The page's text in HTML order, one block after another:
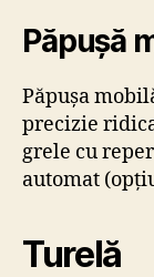
Păpușă
Păpușa
precizie
grele cu
automat
Turelă